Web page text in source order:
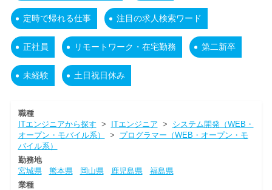
定時で帰れる仕事 注目の求人検索ワード
正社員 リモートワーク・在宅勤務 第二新卒
未経験 土日祝日休み
職種
ITエンジニアから探す > ITエンジニア > システム開発（WEB・
オープン・モバイル系）
> プログラマー（WEB・オープン・モ
バイル系）
勤務地
宮城県
熊本県 岡山県 鹿児島県
福島県
業種